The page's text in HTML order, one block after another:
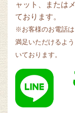
ャット、または
ております。
※お客様のお電話
満足いただけるよ
いております。